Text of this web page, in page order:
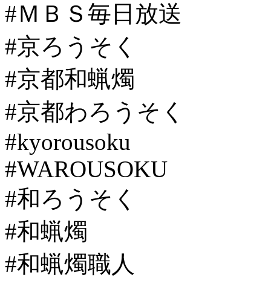
#ＭＢＳ毎日放送
#京ろうそく
#京都和蝋燭
#京都わろうそく
#kyorousoku
#WAROUSOKU
#和ろうそく
#和蝋燭
#和蝋燭職人